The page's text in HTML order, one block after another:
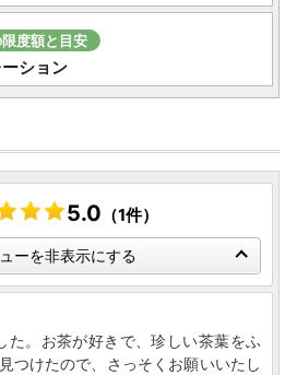
度額と目安
ション
5.0 （1件）
ーを非表示にする
た。お茶が好きで、珍しい茶葉をふ
つけたので、さっそくお願いいたし